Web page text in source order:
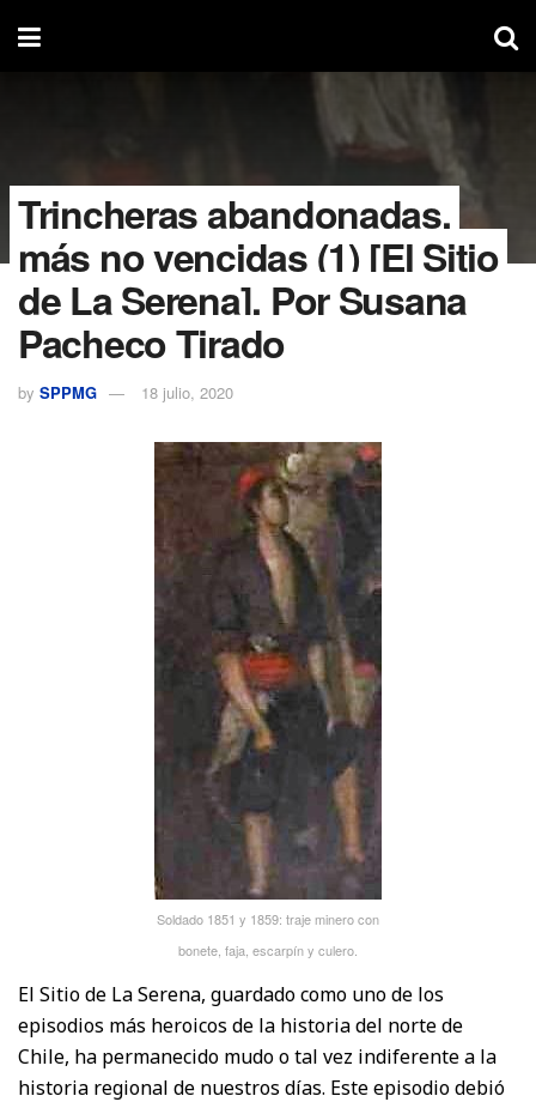
Trincheras abandonadas,
más no vencidas (1) [El Sitio
de La Serena]. Por Susana
Pacheco Tirado
by SPPMG 18 julio, 2020
Soldado 1851 y 1859: traje minero con
bonete, faja, escarpín y culero.
El Sitio de La Serena, guardado como uno de los
episodios más heroicos de la historia del norte de
Chile, ha permanecido mudo o tal vez indiferente a la
historia regional de nuestros días. Este episodio debió